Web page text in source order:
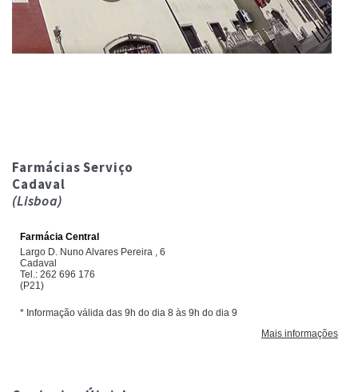
Farmácias Serviço
Cadaval
(Lisboa)